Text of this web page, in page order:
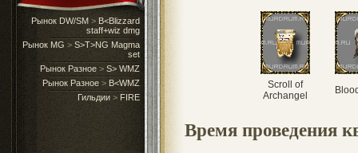
Рынок DW/SM > B<Blizzard
staff+wiz dmg
Рынок MG > S>T>NG Magma
set
Рынок Разное > S> WMZ
Рынок Разное > B<WMZ
Гильдии > FIRE
Scroll of
Archangel
Время проведения